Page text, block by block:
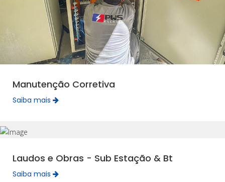
Manutenção Corretiva
Saiba mais
Laudos e Obras - Sub Estação & Bt
Saiba mais